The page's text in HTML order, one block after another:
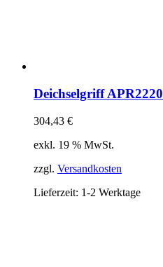
Deichselgriff APR2220
304,43 €
exkl. 19 % MwSt.
zzgl. Versandkosten
Lieferzeit: 1-2 Werktage